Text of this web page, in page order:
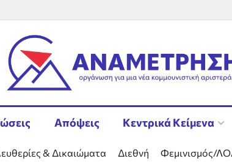
Απόψεις Κεντρικά Κείμενα
& Δικαιώματα Διεθνή Φεμινισμός/